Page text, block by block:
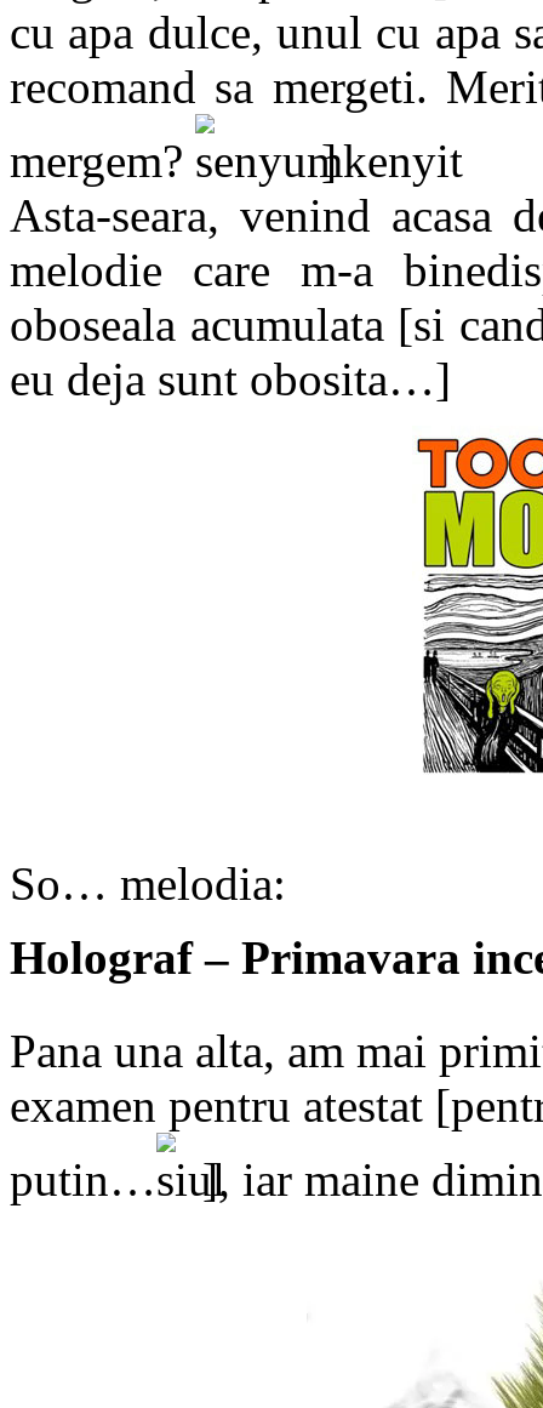
cu apa dulce, unul cu apa
recomand sa mergeti.
mergem?
]
Asta-seara, venind
melodie care m-a
oboseala acumulata [si
eu deja sunt obosita…]
So… melodia:
Holograf – Primavara
Pana una alta, am mai
examen pentru atestat
putin…
], iar maine